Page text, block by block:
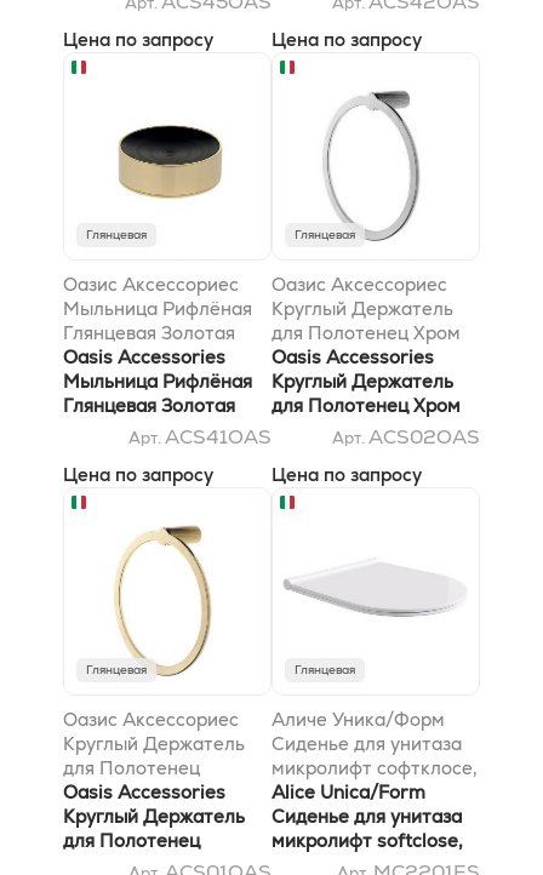
Цена по запросу Цена по запросу
Глянцевая
Оазис Аксессориес
Мыльница Рифлёная
Глянцевая Золотая
&Ослаш;110 X H40 mm
Oasis Accessories
Мыльница Рифлёная
Глянцевая Золотая
Ø110 X H40 mm
Арт. ACS41OAS
Цена по запросу
Глянцевая
Оазис Аксессориес
Круглый Держатель
для Полотенец Хром
&Ослаш;207 X P60
mm
Oasis Accessories
Круглый Держатель
для Полотенец Хром
Ø207 X P60 mm
Арт. ACS02OAS
Цена по запросу
Глянцевая
Оазис Аксессориес
Круглый Держатель
для Полотенец
Золотой &Ослаш;207
X P60 mm
Oasis Accessories
Круглый Держатель
для Полотенец
Золотой Ø207 X P60
Глянцевая
Аличе Уника/Форм
Сиденье для унитаза
микролифт софтклосе,
круг, белый глянцевый
Alice Unica/Form
Сиденье для унитаза
микролифт softclose,
круг, белый глянцевый